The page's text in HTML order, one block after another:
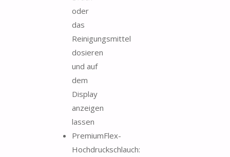
oder
das
Reinigungsmittel
dosieren
und auf
dem
Display
anzeigen
lassen
PremiumFlex-
Hochdruckschlauch: